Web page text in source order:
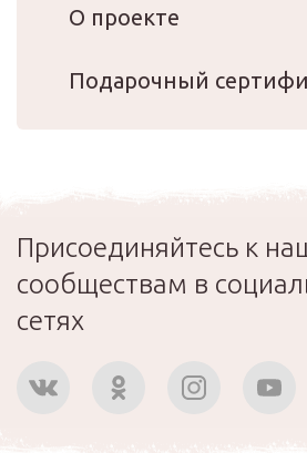
О проекте
Подарочный
Присоединяйтесь к
сообществам в
сетях